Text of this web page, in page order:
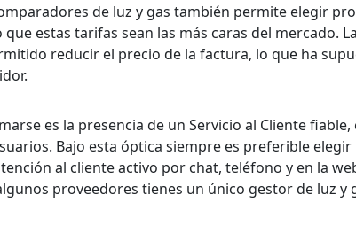
de luz y gas también permite elegir
estas tarifas sean las más caras del mercado.
reducir el precio de la factura, lo que ha
es la presencia de un Servicio al Cliente
Bajo esta óptica siempre es preferible
al cliente activo por chat, teléfono y en la
proveedores tienes un único gestor de luz y